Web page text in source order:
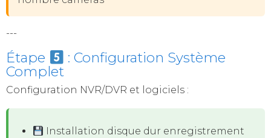
---
Étape : Configuration Système
Complet
Configuration NVR/DVR et logiciels :
Installation disque dur enregistrement